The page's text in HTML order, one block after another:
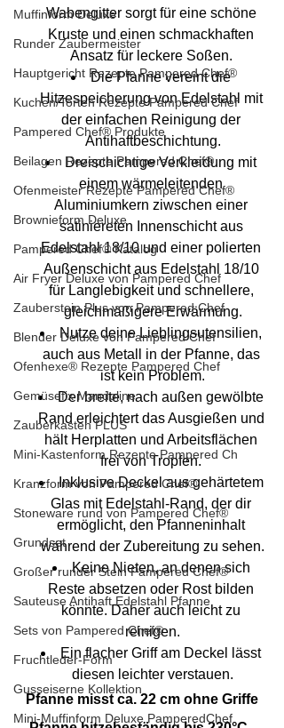
Muffinform Deluxe
Runder Zaubermeister
Hauptgericht Rezepte Pampered Chef®
Kuchen/Torten Rezepte Pampered Chef
Pampered Chef® Produkte
Beilagen Rezepte Pampered Chef®
Ofenmeister Rezepte Pampered Chef®
Brownieform Deluxe
Pampered Chef® Katalog
Air Fryer Deluxe von Pampered Chef
Zauberstein Plus von Pampered Chef
Blender Deluxe von Pampered Chef
Ofenhexe® Rezepte Pampered Chef
Gemüsefix Mandoline
Zauberkasten PLUS
Mini-Kastenform Rezepte Pampered Ch
Kranzform von Pampered Chef®
Stoneware rund von Pampered Chef®
Grundset
Großer runder Stein Pampered Chef®
Sauteuse Antihaft Edelstahl Pfanne
Sets von Pampered Chef®
Fruchtleder-Form
Gusseiserne Kollektion
Mini-Muffinform Deluxe PamperedChef
Wabengitter sorgt für eine schöne
Kruste und einen schmackhaften
Ansatz für leckere Soßen.
Die Pfanne vereint die
Hitzespeicherung von Edelstahl mit
der einfachen Reinigung der
Antihaftbeschichtung.
Dreischichtige Verkleidung mit
einem wärmeleitenden
Aluminiumkern ziwschen einer
satiniereten Innenschicht aus
Edelstahl 18/10 und einer polierten
Außenschicht aus Edelstahl 18/10
für Langlebigkeit und schnellere,
gleichmäßigere Erwärmung.
Nutze deine Lieblingsutensilien,
auch aus Metall in der Pfanne, das
ist kein Problem.
Der breite, nach außen gewölbte
Rand erleichtert das Ausgießen und
hält Herplatten und Arbeitsflächen
frei von Tropfen.
Inklusive Deckel aus gehärtetem
Glas mit Edelstahl-Rand, der dir
ermöglicht, den Pfanneninhalt
während der Zubereitung zu sehen.
Keine Nieten, an denen sich
Reste absetzen oder Rost bilden
könnte. Daher auch leicht zu
reinigen.
Ein flacher Griff am Deckel lässt
diesen leichter verstauen.
Pfanne misst ca. 22 cm ohne Griffe